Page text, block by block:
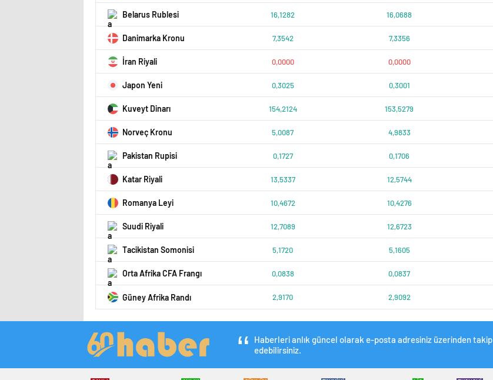
Belarus Rublesi 16,1282 16,0688
Danimarka Kronu 7,3542 7,3356
İran Riyali 0,0000 0,0000
Japon Yeni 0,3025 0,3001
Kuveyt Dinarı 154,2124 153,5279
Norveç Kronu 5,0087 4,9833
Pakistan Rupisi 0,1727 0,1706
Katar Riyali 13,5337 12,5744
Romanya Leyi 10,4672 10,4276
Suudi Riyali 12,7089 12,6723
Tacikistan Somonisi 5,1720 5,1605
Orta Afrika CFA Frangı 0,0838 0,0837
Güney Afrika Randı 2,9170 2,9092
Haberleri anlık güncel olarak e-posta adresiniz üzerinden takip
edebilirsiniz.